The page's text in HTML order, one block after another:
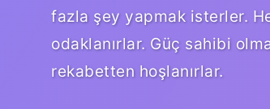
fazla şey yapmak isterler.
odaklanırlar. Güç sahibi
rekabetten hoşlanırlar.